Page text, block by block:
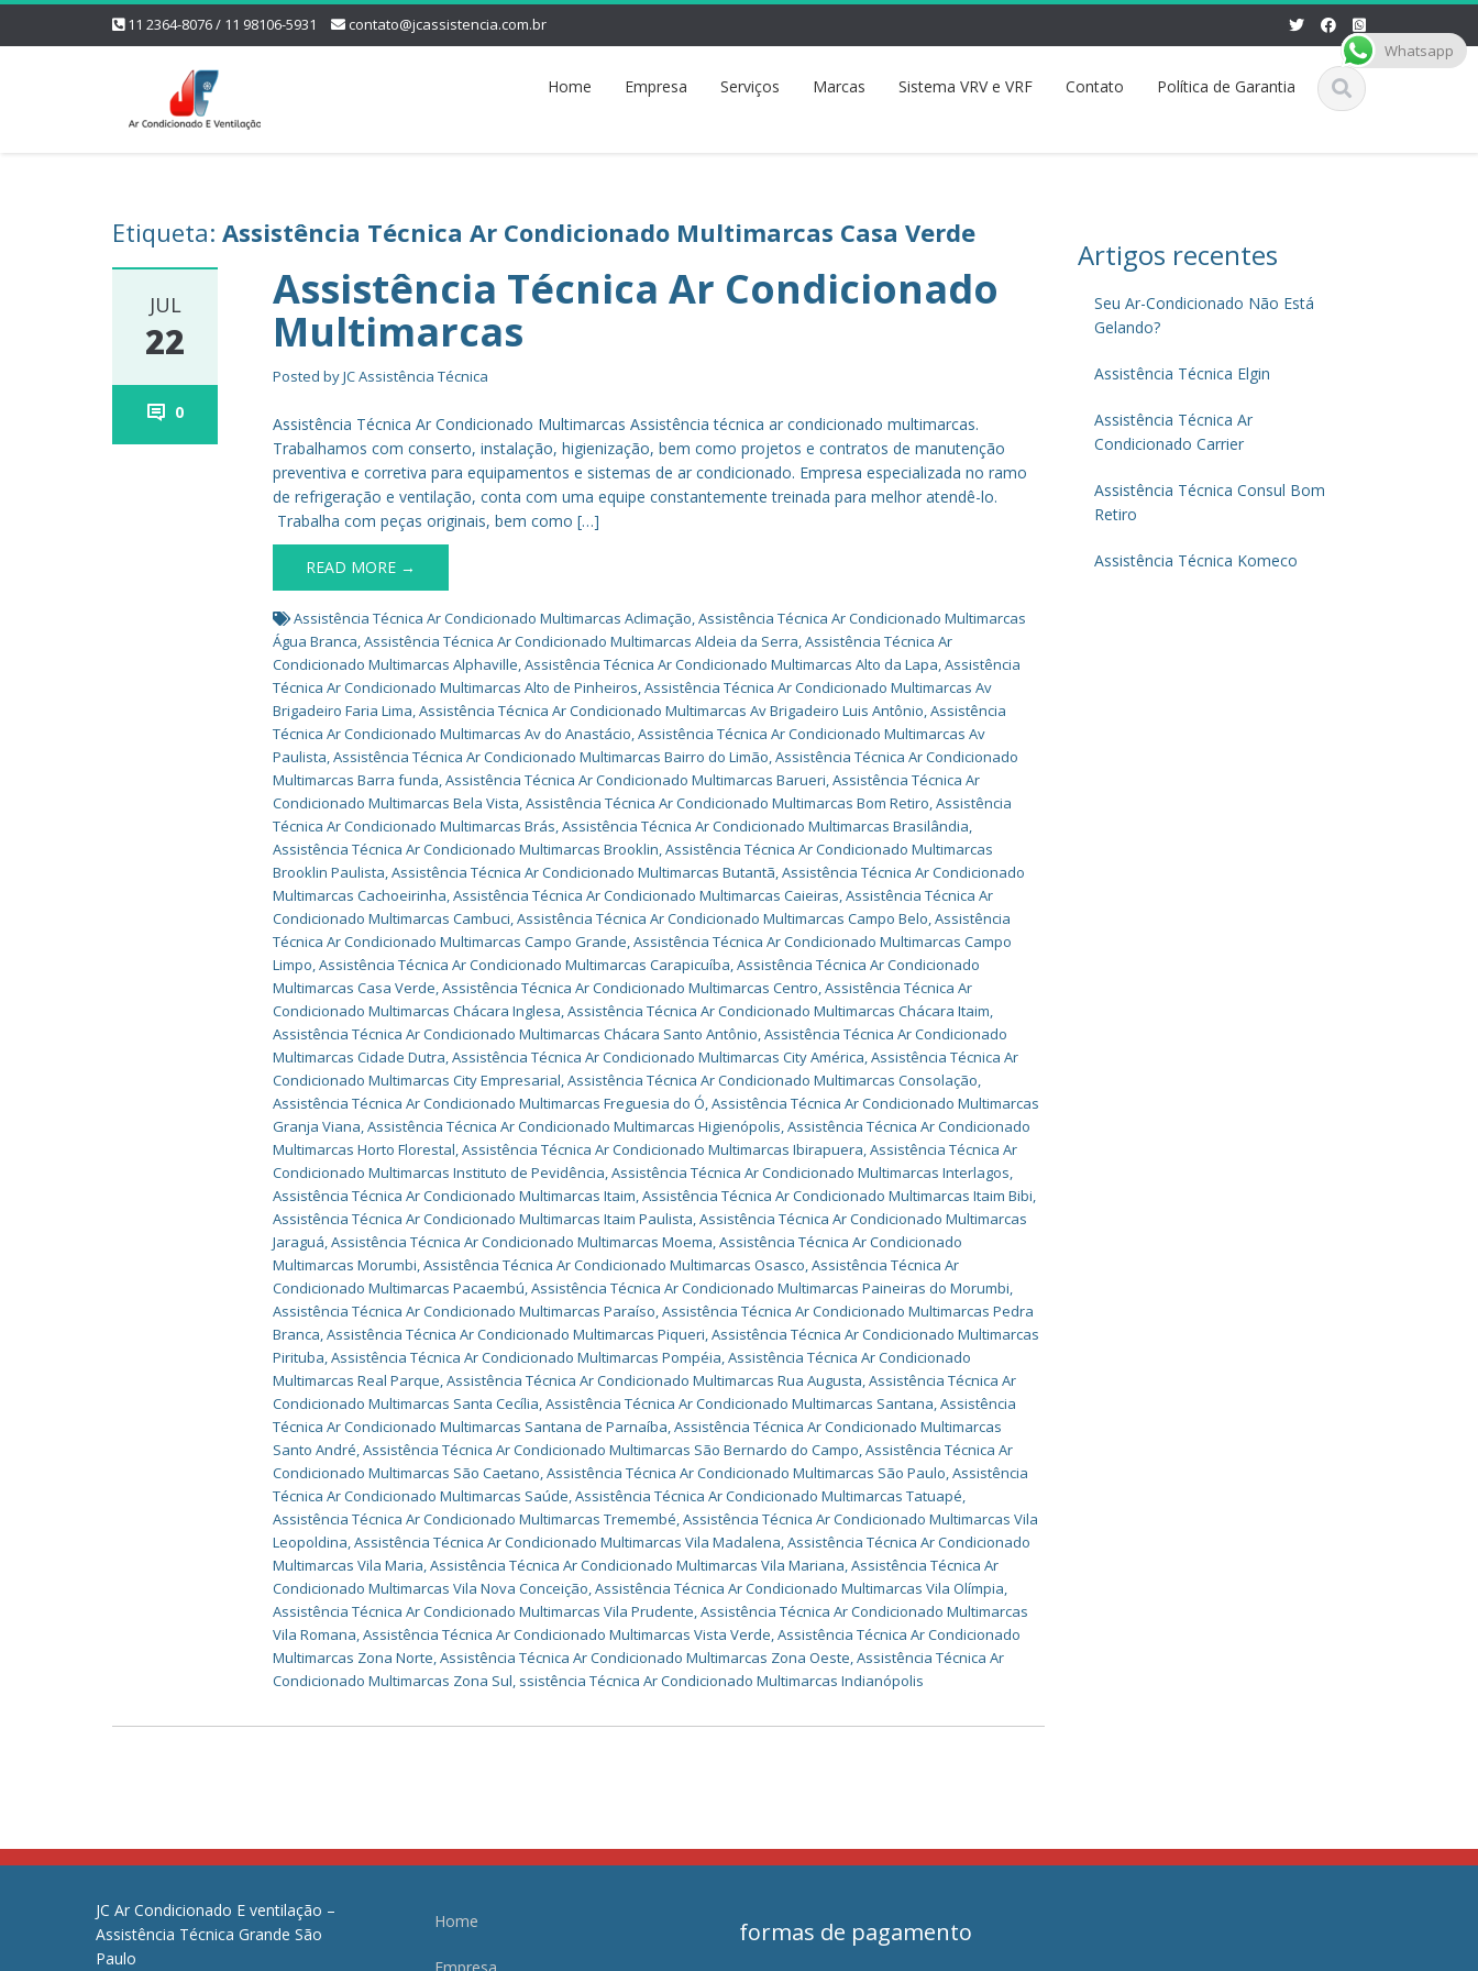
11 2364-8076 / 11 98106-5931 contato@jcassistencia.com.br
Home Empresa Serviços Marcas Sistema VRV e VRF Contato Política de Garantia
Etiqueta: Assistência Técnica Ar Condicionado Multimarcas Casa Verde
JUL
22
0
Assistência Técnica Ar Condicionado
Multimarcas
Posted byJC Assistência Técnica
Assistência Técnica Ar Condicionado Multimarcas Assistência técnica ar condicionado multimarcas.
Trabalhamos com conserto, instalação, higienização, bem como projetos e contratos de manutenção
preventiva e corretiva para equipamentos e sistemas de ar condicionado. Empresa especializada no ramo
de refrigeração e ventilação, conta com uma equipe constantemente treinada para melhor atendê-lo.
Trabalha com peças originais, bem como […]
READ MORE →
Assistência Técnica Ar Condicionado Multimarcas Aclimação,Assistência Técnica Ar Condicionado Multimarcas
Água Branca,Assistência Técnica Ar Condicionado Multimarcas Aldeia da Serra,Assistência Técnica Ar
Condicionado Multimarcas Alphaville,Assistência Técnica Ar Condicionado Multimarcas Alto da Lapa,Assistência
Técnica Ar Condicionado Multimarcas Alto de Pinheiros,Assistência Técnica Ar Condicionado Multimarcas Av
Brigadeiro Faria Lima,Assistência Técnica Ar Condicionado Multimarcas Av Brigadeiro Luis Antônio,Assistência
Técnica Ar Condicionado Multimarcas Av do Anastácio,Assistência Técnica Ar Condicionado Multimarcas Av
Paulista,Assistência Técnica Ar Condicionado Multimarcas Bairro do Limão,Assistência Técnica Ar Condicionado
Multimarcas Barra funda,Assistência Técnica Ar Condicionado Multimarcas Barueri,Assistência Técnica Ar
Condicionado Multimarcas Bela Vista,Assistência Técnica Ar Condicionado Multimarcas Bom Retiro,Assistência
Técnica Ar Condicionado Multimarcas Brás,Assistência Técnica Ar Condicionado Multimarcas Brasilândia,
Assistência Técnica Ar Condicionado Multimarcas Brooklin,Assistência Técnica Ar Condicionado Multimarcas
Brooklin Paulista,Assistência Técnica Ar Condicionado Multimarcas Butantã,Assistência Técnica Ar Condicionado
Multimarcas Cachoeirinha,Assistência Técnica Ar Condicionado Multimarcas Caieiras,Assistência Técnica Ar
Condicionado Multimarcas Cambuci,Assistência Técnica Ar Condicionado Multimarcas Campo Belo,Assistência
Técnica Ar Condicionado Multimarcas Campo Grande,Assistência Técnica Ar Condicionado Multimarcas Campo
Limpo,Assistência Técnica Ar Condicionado Multimarcas Carapicuíba,Assistência Técnica Ar Condicionado
Multimarcas Casa Verde,Assistência Técnica Ar Condicionado Multimarcas Centro,Assistência Técnica Ar
Condicionado Multimarcas Chácara Inglesa,Assistência Técnica Ar Condicionado Multimarcas Chácara Itaim,
Assistência Técnica Ar Condicionado Multimarcas Chácara Santo Antônio,Assistência Técnica Ar Condicionado
Multimarcas Cidade Dutra,Assistência Técnica Ar Condicionado Multimarcas City América,Assistência Técnica Ar
Condicionado Multimarcas City Empresarial,Assistência Técnica Ar Condicionado Multimarcas Consolação,
Assistência Técnica Ar Condicionado Multimarcas Freguesia do Ó,Assistência Técnica Ar Condicionado Multimarcas
Granja Viana,Assistência Técnica Ar Condicionado Multimarcas Higienópolis,Assistência Técnica Ar Condicionado
Multimarcas Horto Florestal,Assistência Técnica Ar Condicionado Multimarcas Ibirapuera,Assistência Técnica Ar
Condicionado Multimarcas Instituto de Pevidência,Assistência Técnica Ar Condicionado Multimarcas Interlagos,
Assistência Técnica Ar Condicionado Multimarcas Itaim,Assistência Técnica Ar Condicionado Multimarcas Itaim Bibi,
Assistência Técnica Ar Condicionado Multimarcas Itaim Paulista,Assistência Técnica Ar Condicionado Multimarcas
Jaraguá,Assistência Técnica Ar Condicionado Multimarcas Moema,Assistência Técnica Ar Condicionado
Multimarcas Morumbi,Assistência Técnica Ar Condicionado Multimarcas Osasco,Assistência Técnica Ar
Condicionado Multimarcas Pacaembú,Assistência Técnica Ar Condicionado Multimarcas Paineiras do Morumbi,
Assistência Técnica Ar Condicionado Multimarcas Paraíso,Assistência Técnica Ar Condicionado Multimarcas Pedra
Branca,Assistência Técnica Ar Condicionado Multimarcas Piqueri,Assistência Técnica Ar Condicionado Multimarcas
Pirituba,Assistência Técnica Ar Condicionado Multimarcas Pompéia,Assistência Técnica Ar Condicionado
Multimarcas Real Parque,Assistência Técnica Ar Condicionado Multimarcas Rua Augusta,Assistência Técnica Ar
Condicionado Multimarcas Santa Cecília,Assistência Técnica Ar Condicionado Multimarcas Santana,Assistência
Técnica Ar Condicionado Multimarcas Santana de Parnaíba,Assistência Técnica Ar Condicionado Multimarcas
Santo André,Assistência Técnica Ar Condicionado Multimarcas São Bernardo do Campo,Assistência Técnica Ar
Condicionado Multimarcas São Caetano,Assistência Técnica Ar Condicionado Multimarcas São Paulo,Assistência
Técnica Ar Condicionado Multimarcas Saúde,Assistência Técnica Ar Condicionado Multimarcas Tatuapé,
Assistência Técnica Ar Condicionado Multimarcas Tremembé,Assistência Técnica Ar Condicionado Multimarcas Vila
Leopoldina,Assistência Técnica Ar Condicionado Multimarcas Vila Madalena,Assistência Técnica Ar Condicionado
Multimarcas Vila Maria,Assistência Técnica Ar Condicionado Multimarcas Vila Mariana,Assistência Técnica Ar
Condicionado Multimarcas Vila Nova Conceição,Assistência Técnica Ar Condicionado Multimarcas Vila Olímpia,
Assistência Técnica Ar Condicionado Multimarcas Vila Prudente,Assistência Técnica Ar Condicionado Multimarcas
Vila Romana,Assistência Técnica Ar Condicionado Multimarcas Vista Verde,Assistência Técnica Ar Condicionado
Multimarcas Zona Norte,Assistência Técnica Ar Condicionado Multimarcas Zona Oeste,Assistência Técnica Ar
Condicionado Multimarcas Zona Sul, ssistência Técnica Ar Condicionado Multimarcas Indianópolis
Artigos recentes
Seu Ar-Condicionado Não Está
Gelando?
Assistência Técnica Elgin
Assistência Técnica Ar
Condicionado Carrier
Assistência Técnica Consul Bom
Retiro
Assistência Técnica Komeco
JC Ar Condicionado E ventilação –
Assistência Técnica Grande São
Paulo
Home formas de pagamento
Whatsapp